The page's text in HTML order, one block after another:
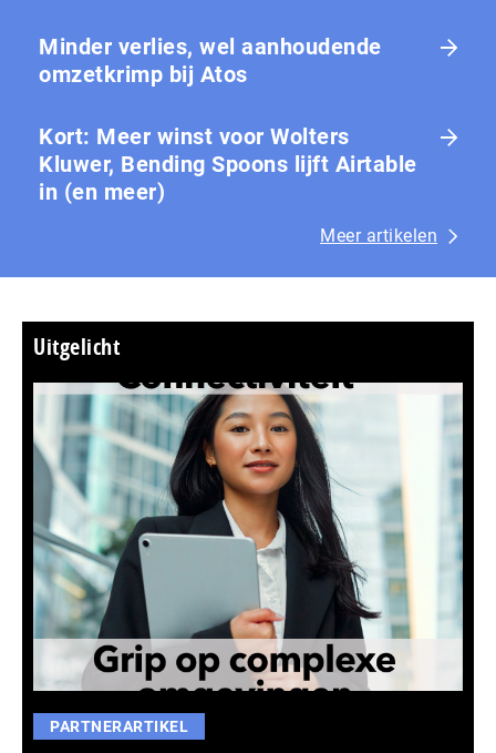
Minder verlies, wel aanhoudende
omzetkrimp bij Atos
Kort: Meer winst voor Wolters
Kluwer, Bending Spoons lijft Airtable
in (en meer)
Meer artikelen
Uitgelicht
PARTNERARTIKEL